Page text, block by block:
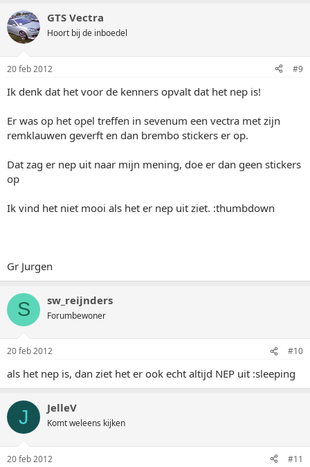
GTS Vectra
Hoort bij de inboedel
20 feb 2012 #9
Ik denk dat het voor de kenners opvalt dat het nep is!
Er was op het opel treffen in sevenum een vectra met zijn
remklauwen geverft en dan brembo stickers er op.
Dat zag er nep uit naar mijn mening, doe er dan geen stickers
op
Ik vind het niet mooi als het er nep uit ziet. :thumbdown
Gr Jurgen
S sw_reijnders
Forumbewoner
20 feb 2012 #10
als het nep is, dan ziet het er ook echt altijd NEP uit :sleeping
J JelleV
Komt weleens kijken
20 feb 2012 #11